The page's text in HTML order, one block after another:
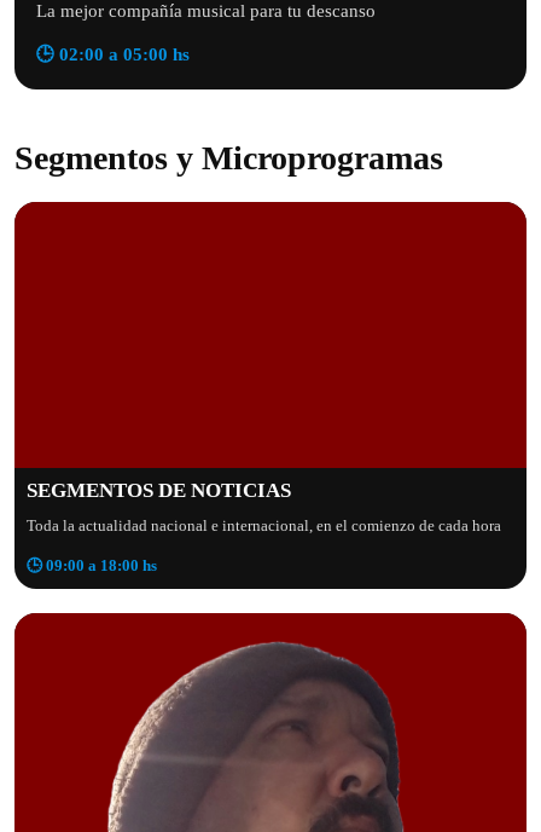
La mejor compañía musical para tu descanso
🕒 02:00 a 05:00 hs
Segmentos y Microprogramas
SEGMENTOS DE NOTICIAS
Toda la actualidad nacional e internacional, en el comienzo de cada hora
🕒 09:00 a 18:00 hs